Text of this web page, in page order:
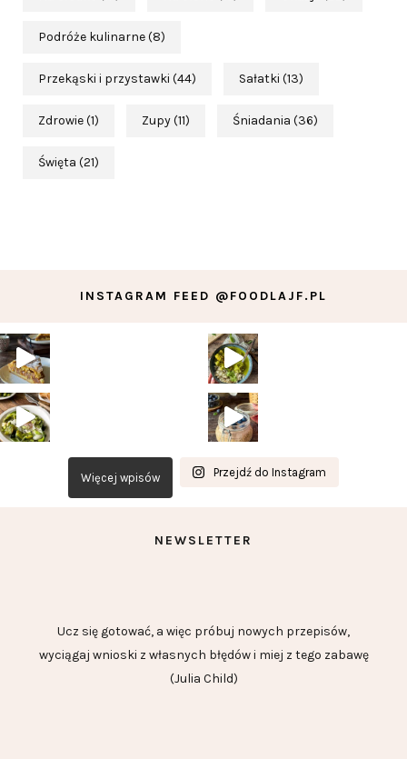
Podróże kulinarne(8)
Przekąski i przystawki (44) Sałatki (13)
Zdrowie(1) Zupy(11) Śniadania (36)
Święta (21)
INSTAGRAM FEED @FOODLAJF.PL
Więcej wpisów Przejdź do Instagram
NEWSLETTER
Ucz się gotować, a więc próbuj nowych przepisów,
wyciągaj wnioski z własnych błędów i miej z tego zabawę
(Julia Child)